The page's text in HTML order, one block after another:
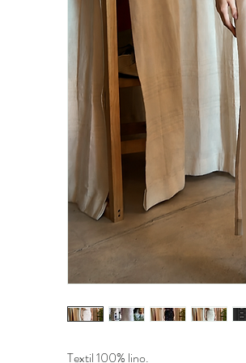
Textil 100% lino.